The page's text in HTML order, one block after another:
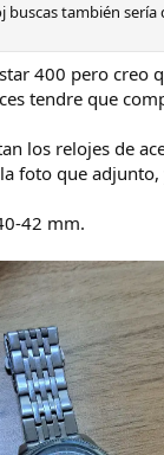
buscas también sería
400 pero creo
tendre que
los relojes de
foto que
42 mm.